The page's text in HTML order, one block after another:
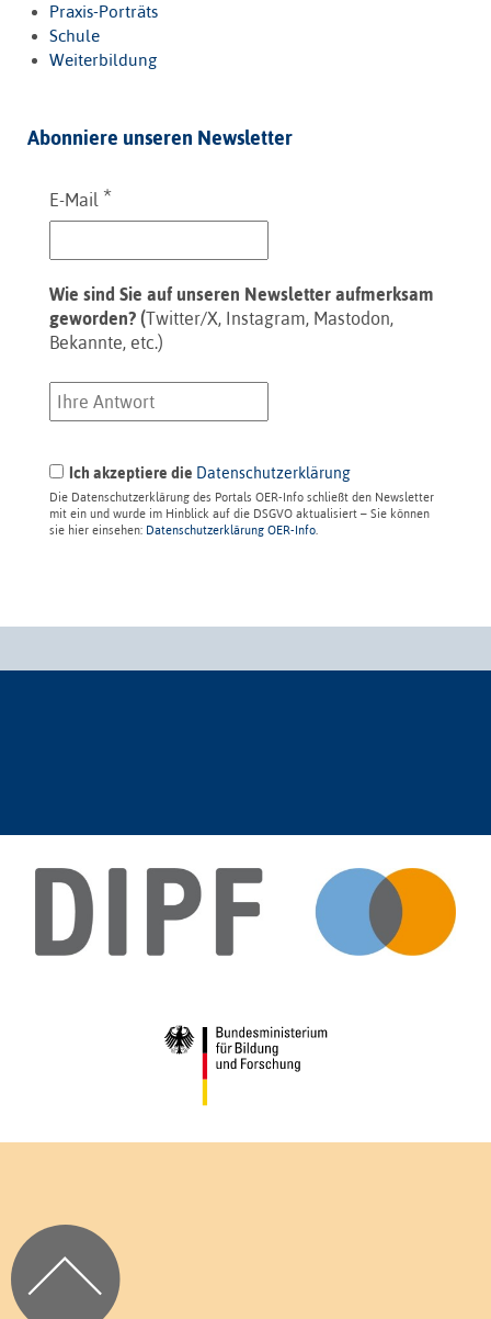
Praxis-Porträts
Schule
Weiterbildung
Abonniere unseren Newsletter
E-Mail *
Wie sind Sie auf unseren Newsletter aufmerksam
geworden? (Twitter/X, Instagram, Mastodon,
Bekannte, etc.)
Ich akzeptiere die Datenschutzerklärung
Die Datenschutzerklärung des Portals OER-Info schließt den Newsletter
mit ein und wurde im Hinblick auf die DSGVO aktualisiert – Sie können
sie hier einsehen: Datenschutzerklärung OER-Info